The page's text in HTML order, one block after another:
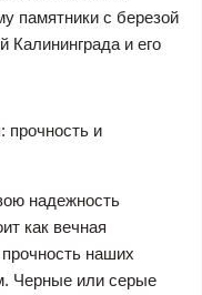
памятники с березой
Калининграда и его
прочность и
надежность
как вечная
наших
Черные или серые